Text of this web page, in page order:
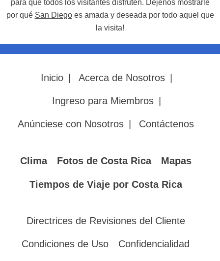
para que todos los visitantes disfruten. Déjenos mostrarle
por qué San Diegoes amada y deseada por todo aquel que
la visita!
Inicio Acerca de Nosotros
Ingreso para Miembros
Anúnciese con Nosotros Contáctenos
Clima Fotos de Costa Rica Mapas
Tiempos de Viaje por Costa Rica
Directrices de Revisiones del Cliente
Condiciones de Uso Confidencialidad